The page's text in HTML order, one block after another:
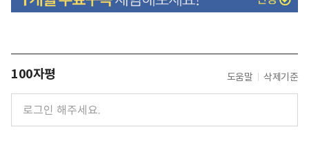
100자평 도움말 삭제기준